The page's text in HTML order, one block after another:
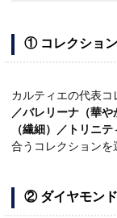
① コレクショ
カルティエの代表コ
／バレリーナ（華
（繊細）／トリニ
合うコレクションを
② ダイヤモン